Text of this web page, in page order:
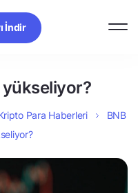
İndir
Para Haberleri
BNB